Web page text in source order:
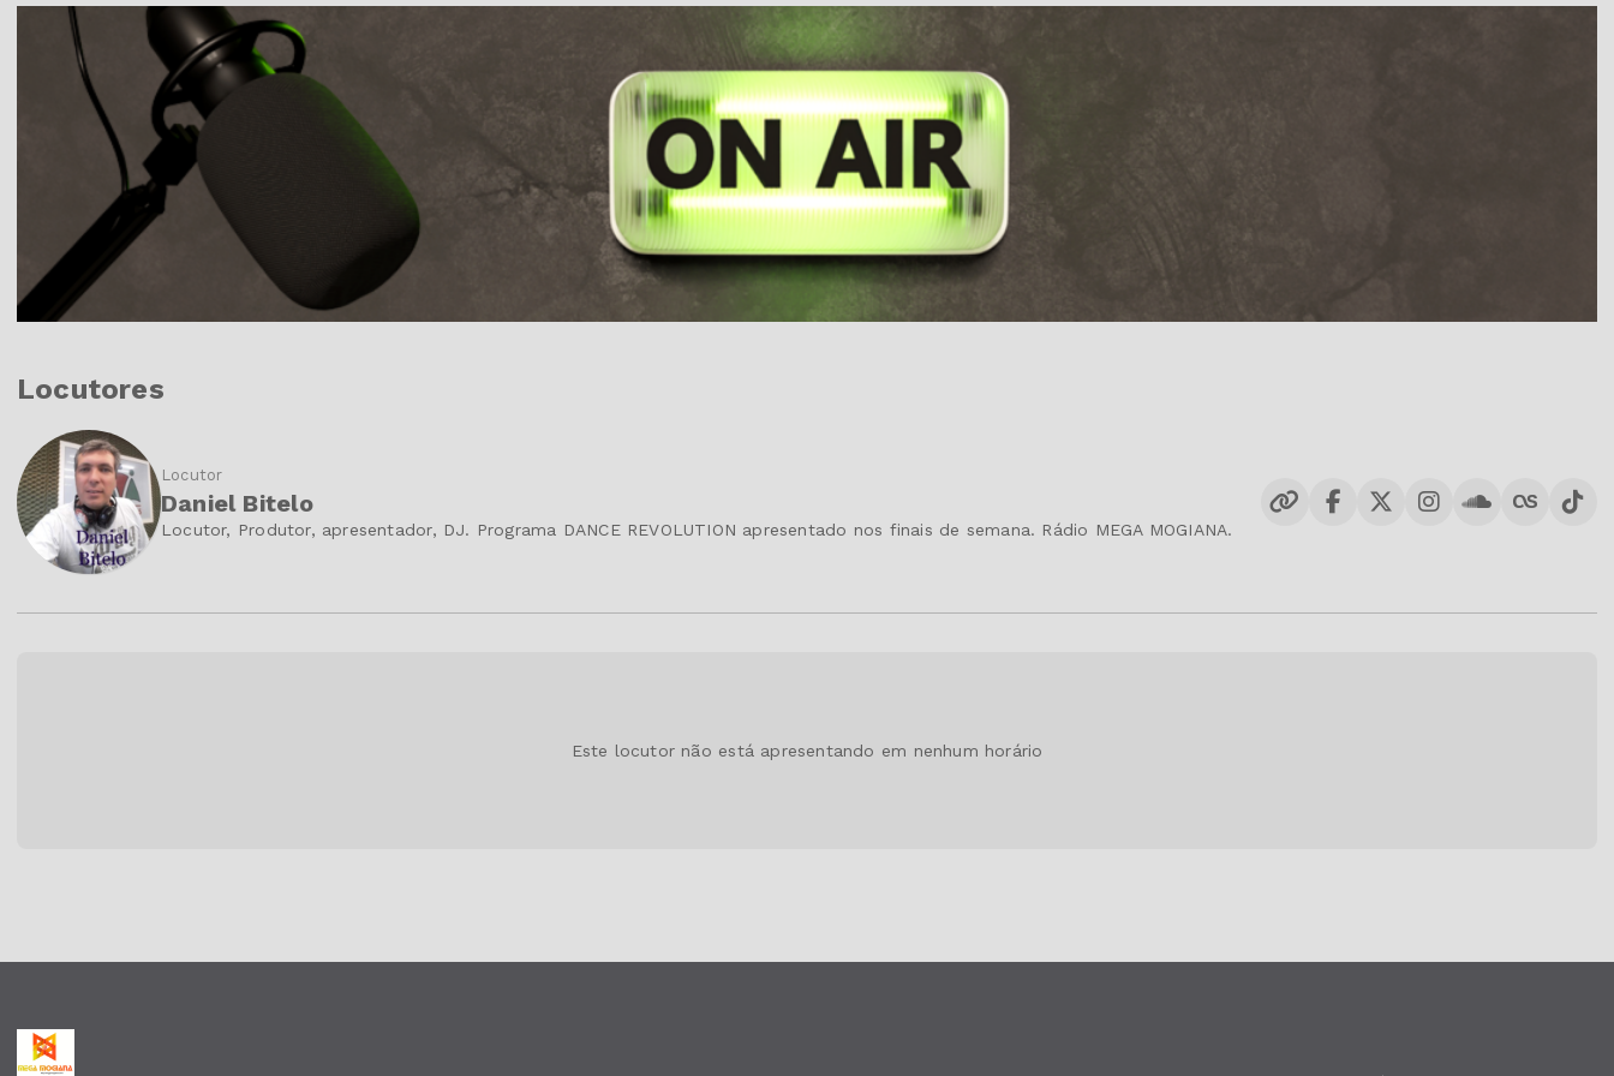
Locutores
Locutor
Daniel Bitelo
Locutor, Produtor, apresentador, DJ. Programa DANCE REVOLUTION apresentado nos finais de semana. Rádio MEGA MOGIANA.
Este locutor não está apresentando em nenhum horário